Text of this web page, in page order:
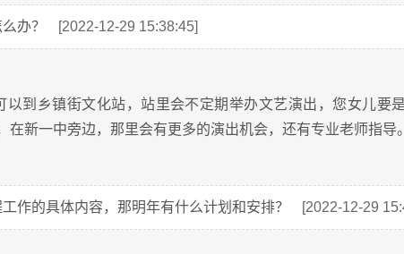
办？ [2022-12-29 15:38:45]
到乡镇街文化站，站里会不定期举办文艺演出，您女儿要
新一中旁边，那里会有更多的演出机会，还有专业老师指导。
作的具体内容，那明年有什么计划和安排？ [2022-12-29